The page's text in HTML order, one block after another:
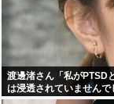
渡邊渚さん「私がPTSD
は浸透されていませんで